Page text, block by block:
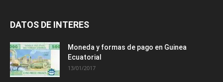
DATOS DE INTERES
Moneda y formas de pago en Guinea
Ecuatorial
13/01/2017